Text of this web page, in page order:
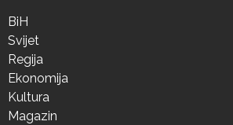
BiH
Svijet
Regija
Ekonomija
Kultura
Magazin